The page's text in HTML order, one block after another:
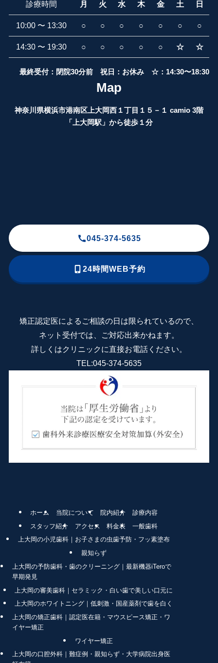
診療時間 月 火 水 木 金 土 日
10:00 〜 13:30 ○ ○ ○ ○ ○ ○ ○
14:30 〜 19:30 ○ ○ ○ ○ ○ ☆ ☆
最終受付：閉院30分前 祝日：お休み ☆：14:30〜18:30
Map
神奈川県横浜市港南区上大岡西１丁目１５－１ camio 3階
「上大岡駅」から徒歩１分
045-374-5635
24時間WEB予約
矯正認定医によるご相談の日は限られているので、
ネット受付では、ご対応出来かねます。
詳しくはクリニックに直接お電話ください。
TEL:045-374-5635
ホーム 当院について 院内紹介
診療内容
スタッフ紹介
アクセス 料金表
一般歯科
上大岡の小児歯科｜お子さまの虫歯予防・フッ素塗布
親知らず
上大岡の予防歯科・歯のクリーニング｜最新機器iTeroで
早期発見
上大岡の審美歯科｜セラミック・白い歯で美しい口元に
上大岡のホワイトニング｜低刺激・国産薬剤で歯を白く
上大岡の矯正歯科｜認定医在籍・マウスピース矯正・ワ
イヤー矯正
ワイヤー矯正
上大岡の口腔外科｜難症例・親知らず・大学病院出身医